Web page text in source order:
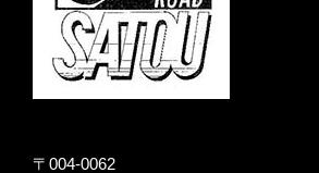
〒004-0062